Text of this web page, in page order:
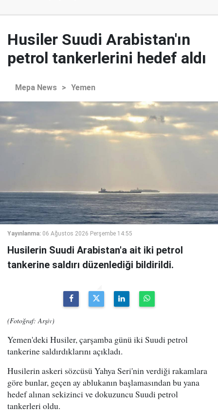
Husiler Suudi Arabistan'ın
petrol tankerlerini hedef aldı
Mepa News > Yemen
Yayınlanma: 06 Ağustos 2026 Perşembe 14:55
Husilerin Suudi Arabistan'a ait iki petrol
tankerine saldırı düzenlediği bildirildi.
(Fotoğraf: Arşiv)
Yemen'deki Husiler, çarşamba günü iki Suudi petrol
tankerine saldırdıklarını açıkladı.
Husilerin askeri sözcüsü Yahya Seri'nin verdiği rakamlara
göre bunlar, geçen ay ablukanın başlamasından bu yana
hedef alınan sekizinci ve dokuzuncu Suudi petrol
tankerleri oldu.